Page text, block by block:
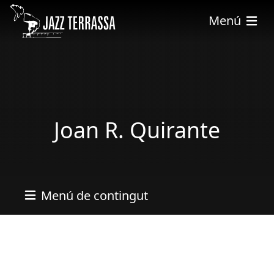
Vés al contingut
Menú
Joan R. Quirante
Menú de contingut